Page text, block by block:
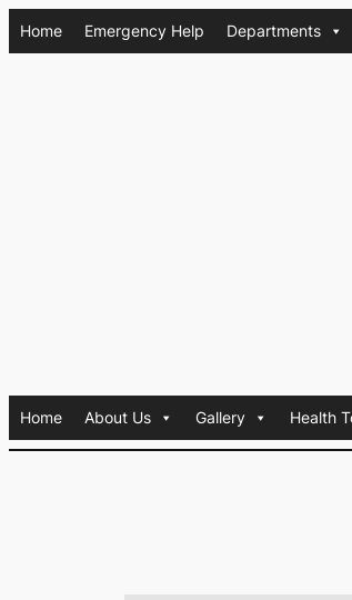
Skip
to
Home Emergency Help Departments
Home About Us Gallery Health